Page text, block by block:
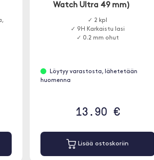
Watch Ultra 49 mm)
✓ 2 kpl
✓ 9H Karkaistu lasi
✓ 0.2 mm ohut
Löytyy varastosta, lähetetään
huomenna
13.90 €
Lisää ostoskoriin